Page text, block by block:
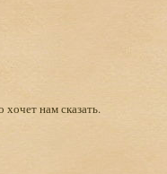
нам сказать.